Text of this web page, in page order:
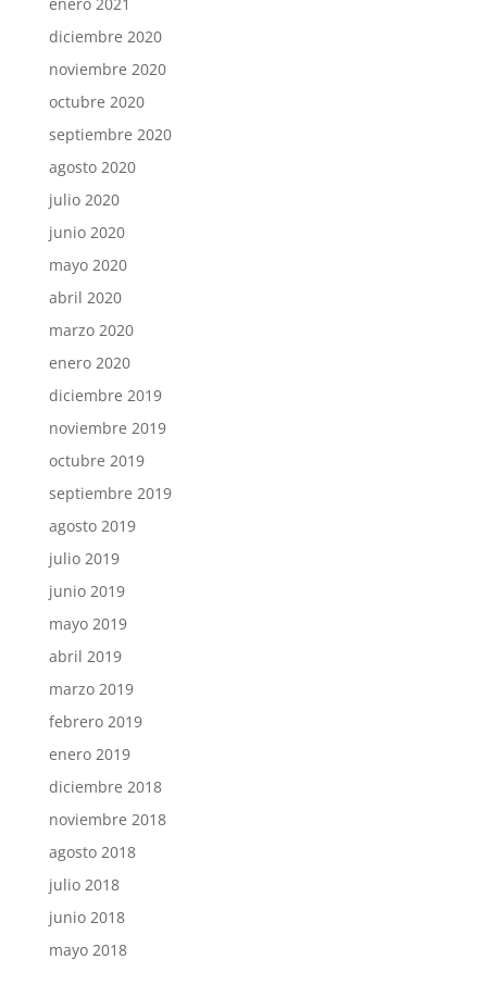
diciembre 2020
noviembre 2020
octubre 2020
septiembre 2020
agosto 2020
julio 2020
junio 2020
mayo 2020
abril 2020
marzo 2020
enero 2020
diciembre 2019
noviembre 2019
octubre 2019
septiembre 2019
agosto 2019
julio 2019
junio 2019
mayo 2019
abril 2019
marzo 2019
febrero 2019
enero 2019
diciembre 2018
noviembre 2018
agosto 2018
julio 2018
junio 2018
mayo 2018